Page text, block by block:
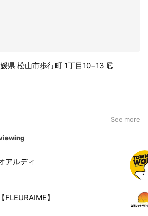
県 松山市歩行町 1丁目10−13
See more
アルディ
FLEURAIME】